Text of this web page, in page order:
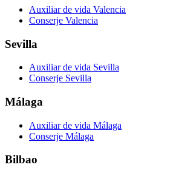
Auxiliar de vida Valencia
Conserje Valencia
Sevilla
Auxiliar de vida Sevilla
Conserje Sevilla
Málaga
Auxiliar de vida Málaga
Conserje Málaga
Bilbao